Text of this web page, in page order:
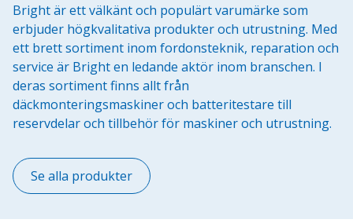
Bright är ett välkänt och populärt varumärke som
erbjuder högkvalitativa produkter och utrustning. Med
ett brett sortiment inom fordonsteknik, reparation och
service är Bright en ledande aktör inom branschen. I
deras sortiment finns allt från
däckmonteringsmaskiner och batteritestare till
reservdelar och tillbehör för maskiner och utrustning.
Se alla produkter